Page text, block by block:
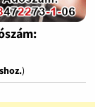
)